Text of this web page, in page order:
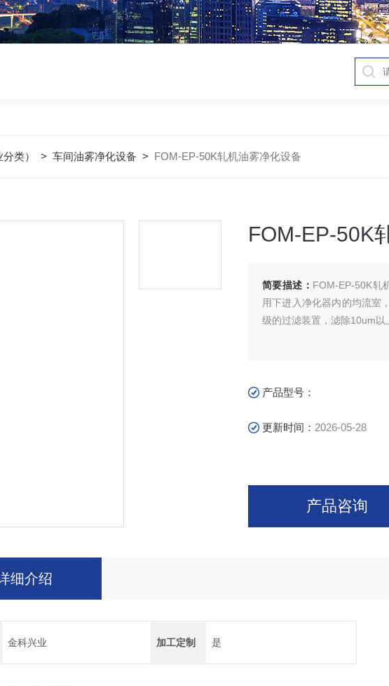
类） >车间油雾净化设备 > FOM-EP-50K轧机油雾净化设备
FOM-EP-50K
简要描述： FOM-EP-50K轧
用下进入净化器内的均流室
级的过滤装置，滤除10um
产品型号：
更新时间： 2026-05-28
产品咨询
细介绍
金科兴业 加工定制 是